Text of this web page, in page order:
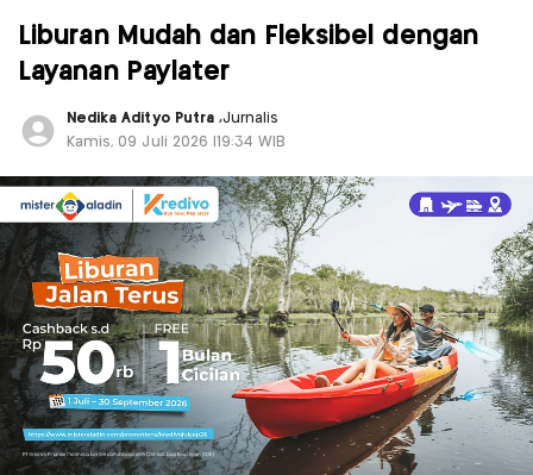
Liburan Mudah dan Fleksibel dengan
Layanan Paylater
Nedika Adityo Putra ,Jurnalis
Kamis, 09 Juli 2026 |19:34 WIB